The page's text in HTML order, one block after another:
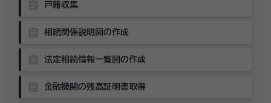
戸籍収集
相続関係説明図の作成
法定相続情報一覧図の作成
金融機関の残高証明書取得